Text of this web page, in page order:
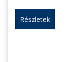
Részletek